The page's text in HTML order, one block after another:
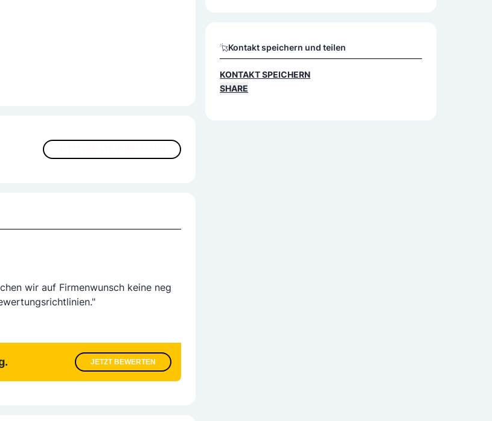
wir auf Firmenwunsch keine neg
JETZT BEWERTEN
Kontakt speichern und teilen
KONTAKT SPEICHERN
SHARE